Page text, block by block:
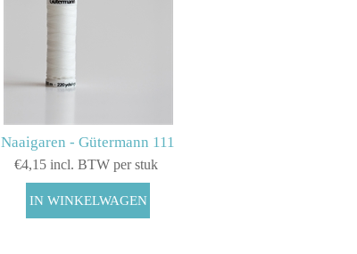
Naaigaren - Gütermann 111
€4,15 incl. BTW per stuk